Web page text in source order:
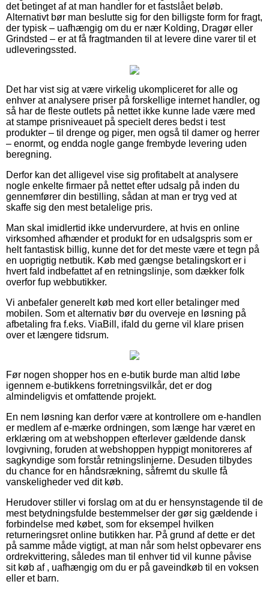
det betinget af at man handler for et fastslået beløb.
Alternativt bør man beslutte sig for den billigste form for fragt,
der typisk – uafhængig om du er nær Kolding, Dragør eller
Grindsted – er at få fragtmanden til at levere dine varer til et
udleveringssted.
Det har vist sig at være virkelig ukompliceret for alle og
enhver at analysere priser på forskellige internet handler, og
så har de fleste outlets på nettet ikke kunne lade være med
at stampe prisniveauet på specielt deres bedst i test
produkter – til drenge og piger, men også til damer og herrer
– enormt, og endda nogle gange frembyde levering uden
beregning.
Derfor kan det alligevel vise sig profitabelt at analysere
nogle enkelte firmaer på nettet efter udsalg på inden du
gennemfører din bestilling, sådan at man er tryg ved at
skaffe sig den mest betalelige pris.
Man skal imidlertid ikke undervurdere, at hvis en online
virksomhed afhænder et produkt for en udsalgspris som er
helt fantastisk billig, kunne det for det meste være et tegn på
en uoprigtig netbutik. Køb med gængse betalingskort er i
hvert fald indbefattet af en retningslinje, som dækker folk
overfor fup webbutikker.
Vi anbefaler generelt køb med kort eller betalinger med
mobilen. Som et alternativ bør du overveje en løsning på
afbetaling fra f.eks. ViaBill, ifald du gerne vil klare prisen
over et længere tidsrum.
Før nogen shopper hos en e-butik burde man altid løbe
igennem e-butikkens forretningsvilkår, det er dog
almindeligvis et omfattende projekt.
En nem løsning kan derfor være at kontrollere om e-handlen
er medlem af e-mærke ordningen, som længe har været en
erklæring om at webshoppen efterlever gældende dansk
lovgivning, foruden at webshoppen hyppigt monitoreres af
sagkyndige som forstår retningslinjerne. Desuden tilbydes
du chance for en håndsrækning, såfremt du skulle få
vanskeligheder ved dit køb.
Herudover stiller vi forslag om at du er hensynstagende til de
mest betydningsfulde bestemmelser der gør sig gældende i
forbindelse med købet, som for eksempel hvilken
returneringsret online butikken har. På grund af dette er det
på samme måde vigtigt, at man når som helst opbevarer ens
ordrekvittering, således man til enhver tid vil kunne påvise
sit køb af , uafhængig om du er på gaveindkøb til en voksen
eller et barn.